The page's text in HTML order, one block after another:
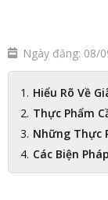
Ngày đăng: 08/
Hiểu Rõ Về
Thực Phẩm
Những Thực
Các Biện